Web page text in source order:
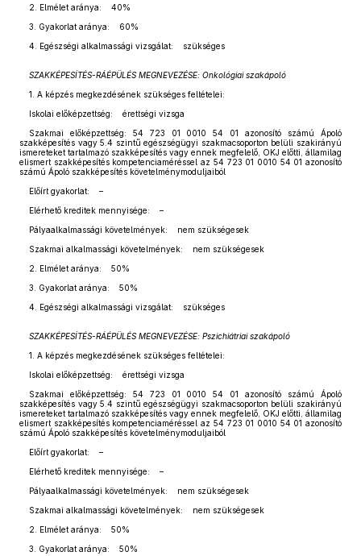
2. Elmélet aránya: 40%
3. Gyakorlat aránya: 60%
4. Egészségi alkalmassági vizsgálat: szükséges
SZAKKÉPESÍTÉS-RÁÉPÜLÉS MEGNEVEZÉSE: Onkológiai szakápoló
1. A képzés megkezdésének szükséges feltételei:
Iskolai előképzettség: érettségi vizsga
Szakmai előképzettség: 54 723 01 0010 54 01 azonosító számú Ápoló
szakképesítés vagy 5.4 szintű egészségügyi szakmacsoporton belüli szakirányú
ismereteket tartalmazó szakképesítés vagy ennek megfelelő, OKJ előtti, államilag
elismert szakképesítés kompetenciaméréssel az 54 723 01 0010 54 01 azonosító
számú Ápoló szakképesítés követelménymoduljaiból
Előírt gyakorlat: –
Elérhető kreditek mennyisége: –
Pályaalkalmassági követelmények: nem szükségesek
Szakmai alkalmassági követelmények: nem szükségesek
2. Elmélet aránya: 50%
3. Gyakorlat aránya: 50%
4. Egészségi alkalmassági vizsgálat: szükséges
SZAKKÉPESÍTÉS-RÁÉPÜLÉS MEGNEVEZÉSE: Pszichiátriai szakápoló
1. A képzés megkezdésének szükséges feltételei:
Iskolai előképzettség: érettségi vizsga
Szakmai előképzettség: 54 723 01 0010 54 01 azonosító számú Ápoló
szakképesítés vagy 5.4 szintű egészségügyi szakmacsoporton belüli szakirányú
ismereteket tartalmazó szakképesítés vagy ennek megfelelő, OKJ előtti, államilag
elismert szakképesítés kompetenciaméréssel az 54 723 01 0010 54 01 azonosító
számú Ápoló szakképesítés követelménymoduljaiból
Előírt gyakorlat: –
Elérhető kreditek mennyisége: –
Pályaalkalmassági követelmények: nem szükségesek
Szakmai alkalmassági követelmények: nem szükségesek
2. Elmélet aránya: 50%
3. Gyakorlat aránya: 50%